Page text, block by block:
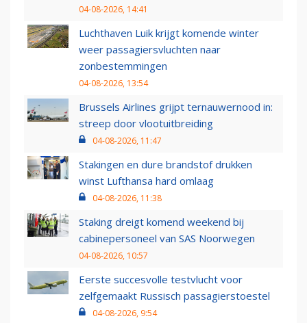
04-08-2026, 14:41
Luchthaven Luik krijgt komende winter
weer passagiersvluchten naar
zonbestemmingen
04-08-2026, 13:54
Brussels Airlines grijpt ternauwernood in:
streep door vlootuitbreiding
04-08-2026, 11:47
Stakingen en dure brandstof drukken
winst Lufthansa hard omlaag
04-08-2026, 11:38
Staking dreigt komend weekend bij
cabinepersoneel van SAS Noorwegen
04-08-2026, 10:57
Eerste succesvolle testvlucht voor
zelfgemaakt Russisch passagierstoestel
04-08-2026, 9:54